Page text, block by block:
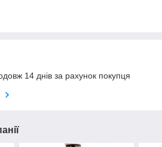
14 днів за рахунок покупця